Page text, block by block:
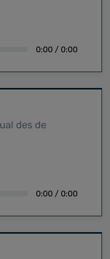
0:00 / 0:00
des de
0:00 / 0:00